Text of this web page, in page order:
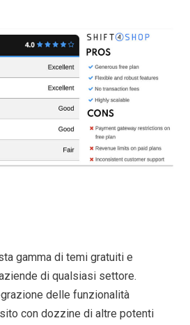
gamma di temi gratuiti e
di qualsiasi settore.
delle funzionalità
con dozzine di altre potenti